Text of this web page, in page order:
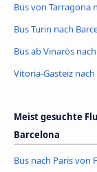
Bus von Tarragona
Bus Turin nach
Bus ab Vinaròs
Vitoria-Gasteiz
Meist gesuchte
Barcelona
Bus nach Paris von